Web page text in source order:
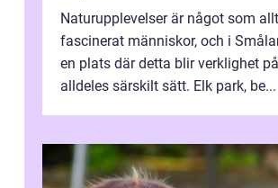
Naturupplevelser är något som
fascinerat människor, och i
en plats där detta blir verklighet
alldeles särskilt sätt. Elk park, be...